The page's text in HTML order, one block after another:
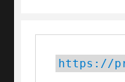
https://